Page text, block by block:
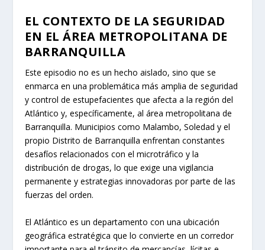
EL CONTEXTO DE LA SEGURIDAD
EN EL ÁREA METROPOLITANA DE
BARRANQUILLA
Este episodio no es un hecho aislado, sino que se
enmarca en una problemática más amplia de seguridad
y control de estupefacientes que afecta a la región del
Atlántico y, específicamente, al área metropolitana de
Barranquilla. Municipios como Malambo, Soledad y el
propio Distrito de Barranquilla enfrentan constantes
desafíos relacionados con el microtráfico y la
distribución de drogas, lo que exige una vigilancia
permanente y estrategias innovadoras por parte de las
fuerzas del orden.
El Atlántico es un departamento con una ubicación
geográfica estratégica que lo convierte en un corredor